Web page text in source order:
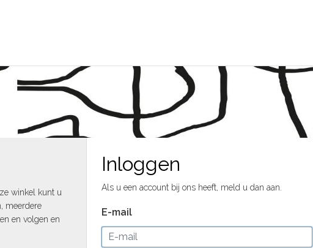
winkel kunt u
meerdere
en volgen en
Inloggen
Als u een account bij ons heeft, meld u dan aan.
E-mail